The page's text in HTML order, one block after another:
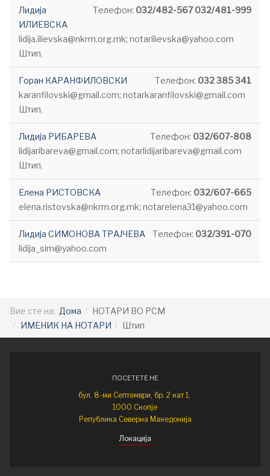
Телефон: 032/482-567 032/481-999
Лидија
ИЛИЕВСКА
lidija.ilievska@nkrm.org.mk; notarilievska@yahoo.com
Штип,
Телефон: 032 385 341
Горан КАРАНФИЛОВСКИ
karanfilovski@gmail.com; notarkaranfilovski@gmail.com
Штип,
Телефон: 032/607-808
Лидија РИБАРЕВА
lidijaribareva@gmail.com; notarlidijaribareva@gmail.com
Штип,
Телефон: 032/607-665
Елена РИСТОВСКА
elena.ristovska@nkrm.org.mk; notarelena31@yahoo.com
Телефон: 032/391-070
Лидија СИМОНОВА ТРАЈЧЕВА
lidija_sim@yahoo.com
Вие сте на: Дома
НОТАРИ ВО РСМ
ИМЕНИК НА НОТАРИ
Штип
ПОСЕТЕТЕ НЕ
бул. 8-ми Септември, бр. 2 кат 1,
1000 Скопје
Република Северна Македонија
Локација